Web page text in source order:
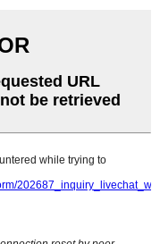
Roinn Shandong, PR